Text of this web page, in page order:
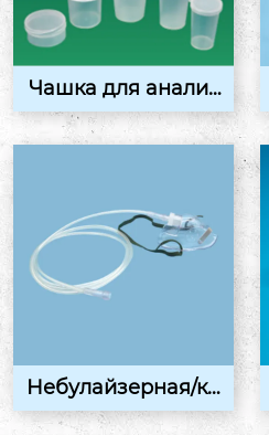
Чашка для анализ
ов
Небулайзерная/ки
слородная маска